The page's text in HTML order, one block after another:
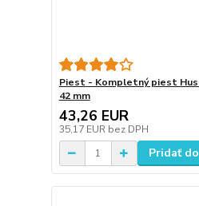
Piest - Kompletný piest
42 mm
43,26 EUR
35,17 EUR bez DPH
Pridať